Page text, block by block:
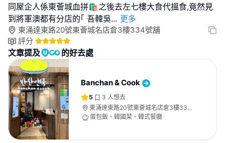
同屋企人係東薈城血拼🛍️之後去左七樓大食代搵食,竟然見
到將軍澳都有分店的｢ 吾韓吳... 更多
東涌達東路20號東薈城名店倉3樓334號舖
評分
文章提及 的好去處
Banchan & Cook
5 3 人想去
東涌達東路20號東薈城名店倉3樓334
號舖
蛋包飯、韓國菜、韓式餐廳